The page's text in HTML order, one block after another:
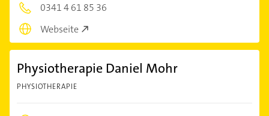
0341 4 61 85 36
Webseite
Physiotherapie Daniel Mohr
PHYSIOTHERAPIE